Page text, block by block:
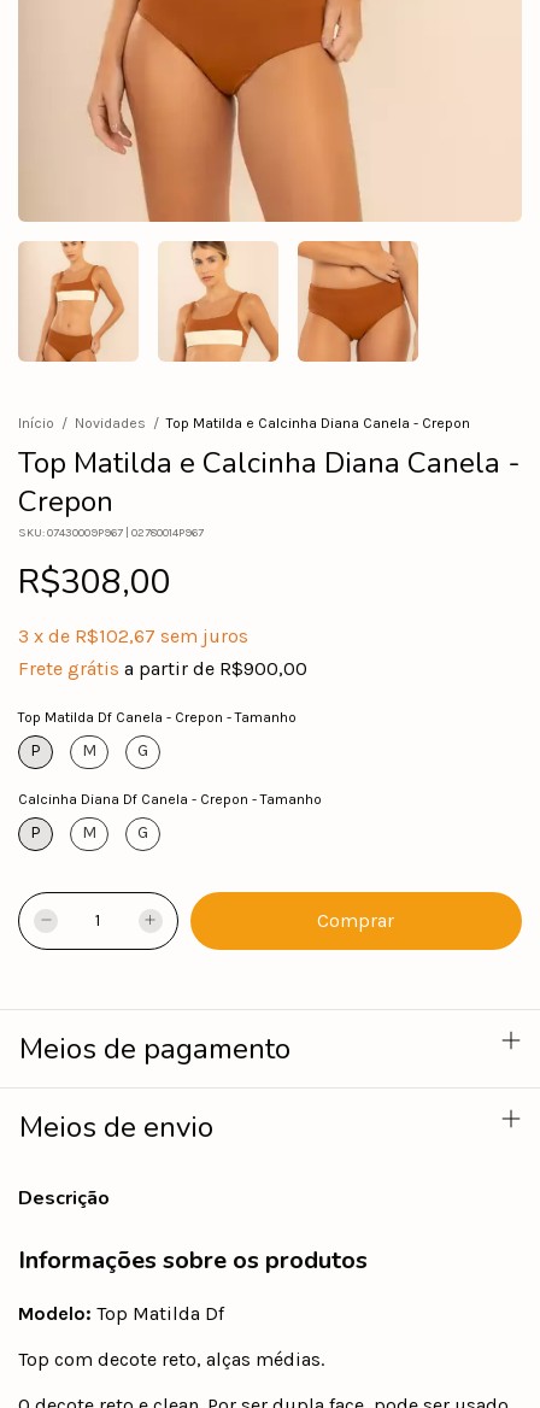
Início / Novidades / Top Matilda e Calcinha Diana Canela - Crepon
Top Matilda e Calcinha Diana Canela -
Crepon
SKU:07430009P967 | 02780014P967
R$308,00
3 x de R$102,67 sem juros
Frete grátis a partir de R$900,00
Top Matilda Df Canela - Crepon - Tamanho
P M G
Calcinha Diana Df Canela - Crepon - Tamanho
P M G
Meios de pagamento
Meios de envio
Descrição
Informações sobre os produtos
Modelo: Top Matilda Df
Top com decote reto, alças médias.